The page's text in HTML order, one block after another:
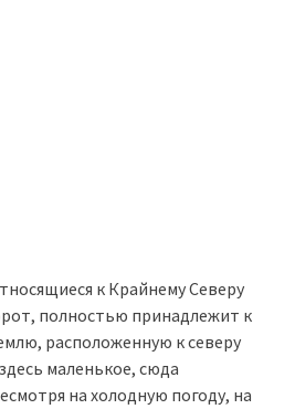
к Крайнему Северу
полностью принадлежит к
расположенную к северу
маленькое, сюда
на холодную погоду, на